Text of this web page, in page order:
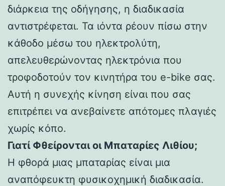
διάρκεια της οδήγησης, η διαδικασία
αντιστρέφεται. Τα ιόντα ρέουν πίσω στην
κάθοδο μέσω του ηλεκτρολύτη,
απελευθερώνοντας ηλεκτρόνια που
τροφοδοτούν τον κινητήρα του e-bike σας.
Αυτή η συνεχής κίνηση είναι που σας
επιτρέπει να ανεβαίνετε απότομες πλαγιές
χωρίς κόπο.
Γιατί Φθείρονται οι Μπαταρίες Λιθίου;
Η φθορά μιας μπαταρίας είναι μια
αναπόφευκτη φυσικοχημική διαδικασία.